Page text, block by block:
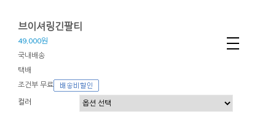
브이셔링긴팔티
49,000원
국내배송
택배
조건부 무료
컬러